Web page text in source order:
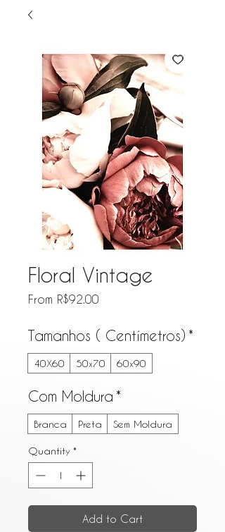
Floral Vintage
From R$92.00
Tamanhos ( Centímetros) *
40X60 50x70 60x90
Com Moldura *
Branca Preta Sem Moldura
Quantity *
Add to Cart